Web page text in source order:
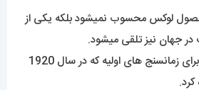
لوکس محسوب نمیشود بلکه یکی از
جهان نیز تلقی میشود.
امگا در ابتدا این طرح را برای زمانسنج های اولیه که در سال 1920